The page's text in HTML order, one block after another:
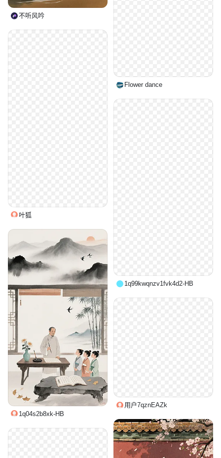
不听风吟
Flower dance
叶狐
1q99kwqnzv1fvk4d2-HB
1q04s2b8xk-HB
用户7qznEAZk